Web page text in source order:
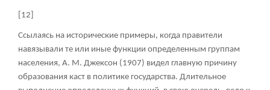
[12]
Ссылаясь на исторические примеры, когда правители
навязывали те или иные функции определенным группам
населения, А. М. Джексон (1907) видел главную причину
образования каст в политике государства. Длительное